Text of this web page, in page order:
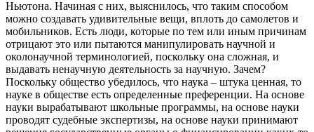
Ньютона. Начиная с них, выяснилось, что таким способом
можно создавать удивительные вещи, вплоть до самолетов и
мобильников. Есть люди, которые по тем или иным причинам
отрицают это или пытаются манипулировать научной и
околонаучной терминологией, поскольку она сложная, и
выдавать ненаучную деятельность за научную. Зачем?
Поскольку общество убедилось, что наука – штука ценная, то
науке в обществе есть определенные преференции. На основе
науки вырабатывают школьные программы, на основе науки
проводят судебные экспертизы, на основе науки принимают